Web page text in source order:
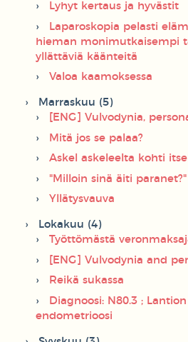
Lyhyt kertaus ja hyvästit
Laparoskopia pelasti
hieman monimutkaisempi
yllättäviä käänteitä
Valoa kaamoksessa
Marraskuu (5)
[ENG] Vulvodynia,
Mitä jos se palaa?
Askel askeleelta kohti
"Milloin sinä äiti paranet?"
Yllätysvauva
Lokakuu (4)
Työttömästä
[ENG] Vulvodynia and
Reikä sukassa
Diagnoosi: N80.3 ;
endometrioosi